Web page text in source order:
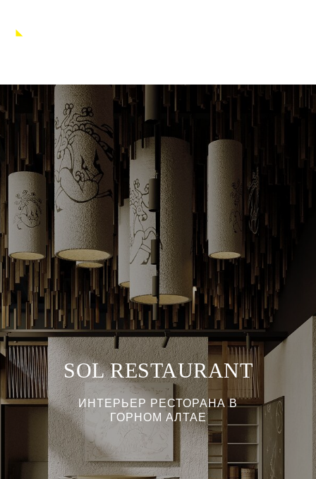
SOL RESTAURANT
ИНТЕРЬЕР РЕСТОРАНА В
ГОРНОМ АЛТАЕ